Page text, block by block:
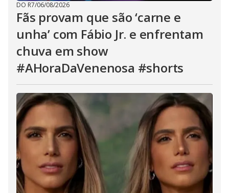
DO R7/06/08/2026
Fãs provam que são ‘carne e
unha’ com Fábio Jr. e enfrentam
chuva em show
#AHoraDaVenenosa #shorts